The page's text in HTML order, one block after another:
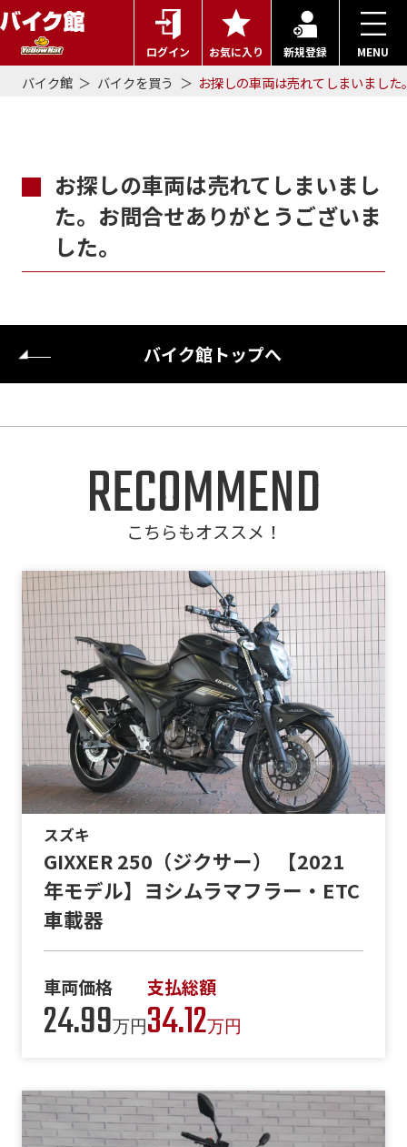
ログイン お気に入り 新規登録 MENU
バイク館 バイクを買う お探しの車両は売れてしまいまし
お探しの車両は売れてしまいまし
た。お問合せありがとうございま
した。
バイク館トップへ
RECOMMEND
こちらもオススメ！
スズキ
GIXXER 250（ジクサー） 【2021
年モデル】ヨシムラマフラー・ETC
車載器
車両価格
24.99万円
支払総額
34.12万円